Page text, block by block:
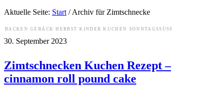
Aktuelle Seite: Start /Archiv für Zimtschnecke
BACKEN GEBÄCK HERBST KINDER KUCHEN SONNTAGSSÜSS
30. September 2023
Zimtschnecken Kuchen Rezept –
cinnamon roll pound cake